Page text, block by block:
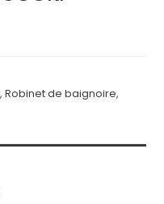
, Robinet de baignoire,